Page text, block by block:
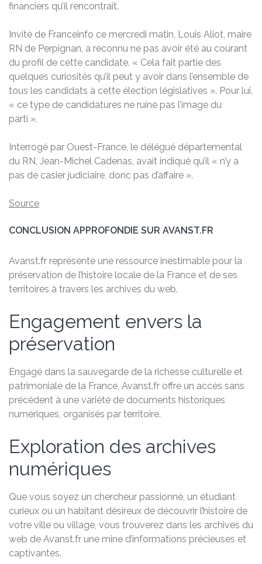
financiers qu’il rencontrait.
Invité de Franceinfo ce mercredi matin, Louis Aliot, maire
RN de Perpignan, a reconnu ne pas avoir été au courant
du profil de cette candidate. « Cela fait partie des
quelques curiosités qu’il peut y avoir dans l’ensemble de
tous les candidats à cette élection législatives ». Pour lui,
« ce type de candidatures ne ruine pas l’image du
parti ».
Interrogé par Ouest-France, le délégué départemental
du RN, Jean-Michel Cadenas, avait indiqué qu’il « n’y a
pas de casier judiciaire, donc pas d’affaire ».
Source
CONCLUSION APPROFONDIE SUR AVANST.FR
Avanst.fr représente une ressource inestimable pour la
préservation de l’histoire locale de la France et de ses
territoires à travers les archives du web.
Engagement envers la
préservation
Engagé dans la sauvegarde de la richesse culturelle et
patrimoniale de la France, Avanst.fr offre un accès sans
précédent à une variété de documents historiques
numériques, organisés par territoire.
Exploration des archives
numériques
Que vous soyez un chercheur passionné, un étudiant
curieux ou un habitant désireux de découvrir l’histoire de
votre ville ou village, vous trouverez dans les archives du
web de Avanst.fr une mine d’informations précieuses et
captivantes.